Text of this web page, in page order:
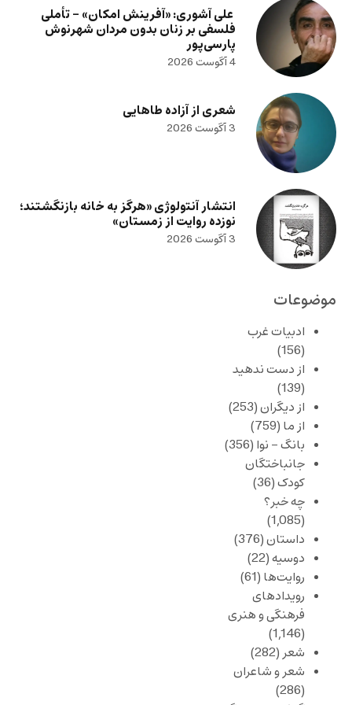
علی آشوری: «آفرینش امکان» – تأملی
فلسفی بر زنان بدون مردان شهرنوش
پارسی‌پور
4 آگوست 2026
شعری از آزاده طاهایی
3 آگوست 2026
انتشار آنتولوژی «هرگز به خانه بازنگشتند؛
نوزده روایت از زمستان»
3 آگوست 2026
موضوعات
ادبیات غرب
(156)
از دست ندهید
(139)
از دیگران(253)
از ما (759)
بانگ – نوا (356)
جانباختگان
کودک(36)
چه خبر؟
(1,085)
داستان(376)
دوسیه(22)
روایت‌ها (61)
رویدادهای
فرهنگی و هنری
(1,146)
شعر(282)
شعر و شاعران
(286)